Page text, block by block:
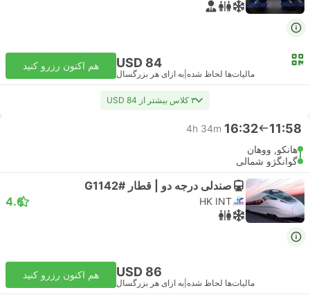
USD 84
مالیات‌ها لحاظ شده به ازای هر بزرگسال
هم اکنون رزرو کنید
۳ کلاس بیشتر از USD 84
11:58
16:32
4h 34m
هانکو, ووهان
گوانگژو شمالی
صندلی درجه دو | قطار #G1142
HK INT
4.6
USD 86
مالیات‌ها لحاظ شده به ازای هر بزرگسال
هم اکنون رزرو کنید